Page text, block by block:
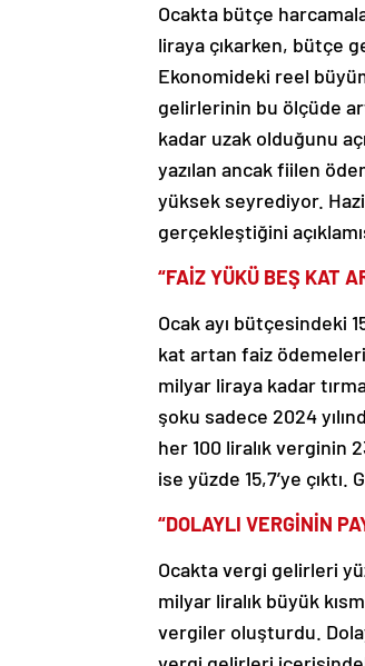
Ocakta bütçe
liraya çıkarken, bütçe
Ekonomideki reel
gelirlerinin bu ölçüde
kadar uzak olduğunu
yazılan ancak fiilen
yüksek seyrediyor.
gerçekleştiğini
“FAİZ YÜKÜ BEŞ KAT
Ocak ayı bütçesindeki
kat artan faiz ödemeleri
milyar liraya kadar
şoku sadece 2024
her 100 liralık verginin
ise yüzde 15,7’ye
“DOLAYLI VERGİNİN
Ocakta vergi gelirleri
milyar liralık büyük
vergiler oluşturdu.